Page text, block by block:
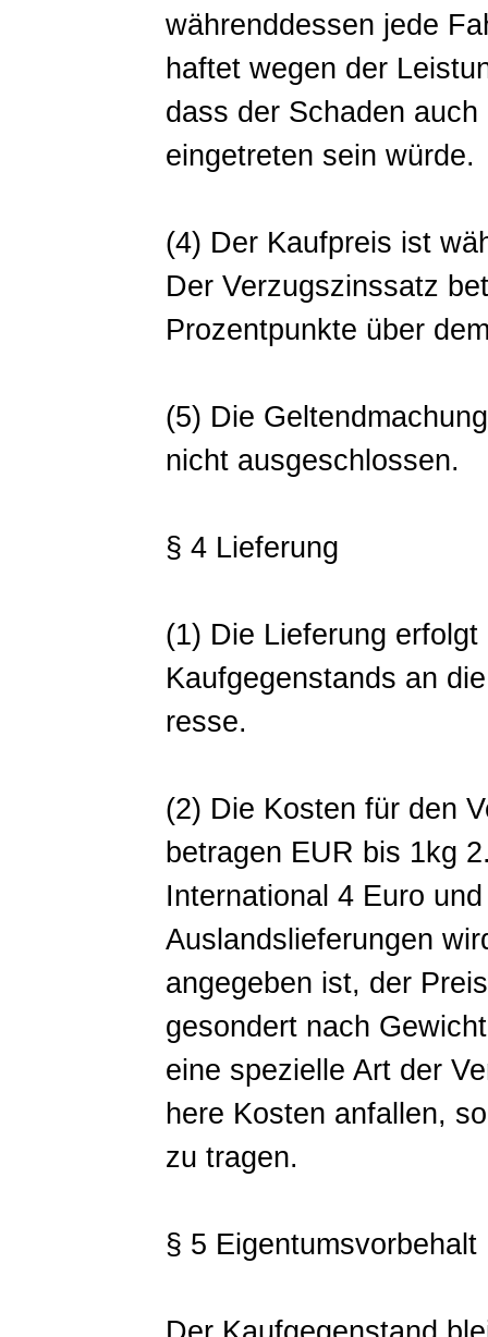
währenddessen jede
haftet wegen der
dass der Schaden
eingetreten sein würde.
(4) Der Kaufpreis ist
Der Verzugszinssatz
Prozentpunkte über
(5) Die
nicht ausgeschlossen.
§ 4 Lieferung
(1) Die Lieferung
Kaufgegenstands an
resse.
(2) Die Kosten für den
betragen EUR bis 1kg
International 4 Euro
Auslandslieferungen
angegeben ist, der
gesondert nach
eine spezielle Art der
here Kosten anfallen,
zu tragen.
§ 5 Eigentumsvorbehalt